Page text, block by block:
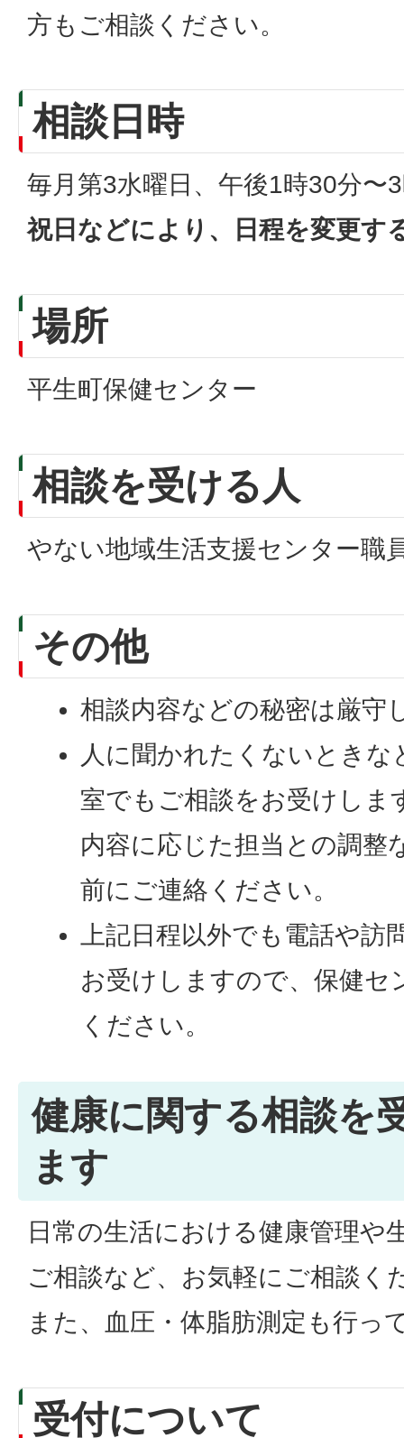
方もご相談ください。
相談日時
毎月第3水曜日、午後1時30分〜
祝日などにより、日程を変更す
場所
平生町保健センター
相談を受ける人
やない地域生活支援センター職
その他
相談内容などの秘密は厳守
人に聞かれたくないときな
室でもご相談をお受けしま
内容に応じた担当との調整
前にご連絡ください。
上記日程以外でも電話や
お受けしますので、保健セ
ください。
健康に関する相談を
ます
日常の生活における健康管理や
ご相談など、お気軽にご相談く
また、血圧・体脂肪測定も行っ
受付について